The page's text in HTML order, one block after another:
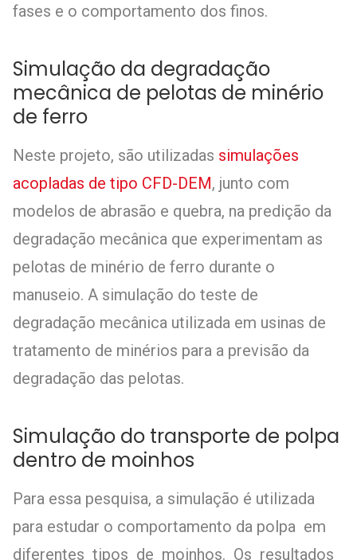
fases e o comportamento dos finos.
Simulação da degradação
mecânica de pelotas de minério
de ferro
Neste projeto, são utilizadas simulações
acopladas de tipo CFD-DEM, junto com
modelos de abrasão e quebra, na predição da
degradação mecânica que experimentam as
pelotas de minério de ferro durante o
manuseio. A simulação do teste de
degradação mecânica utilizada em usinas de
tratamento de minérios para a previsão da
degradação das pelotas.
Simulação do transporte de polpa
dentro de moinhos
Para essa pesquisa, a simulação é utilizada
para estudar o comportamento da polpa em
diferentes tipos de moinhos. Os resultados